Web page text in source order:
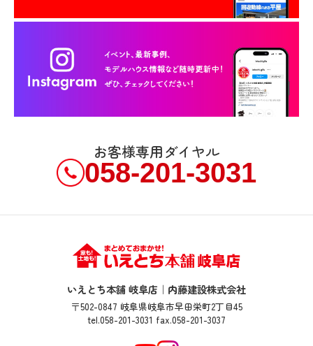
お客様専用ダイヤル
058-201-3031
いえとち本舗 岐阜店｜内藤建設株式会社
〒502-0847 岐阜県岐阜市早田栄町2丁目45
tel.058-201-3031 fax.058-201-3037